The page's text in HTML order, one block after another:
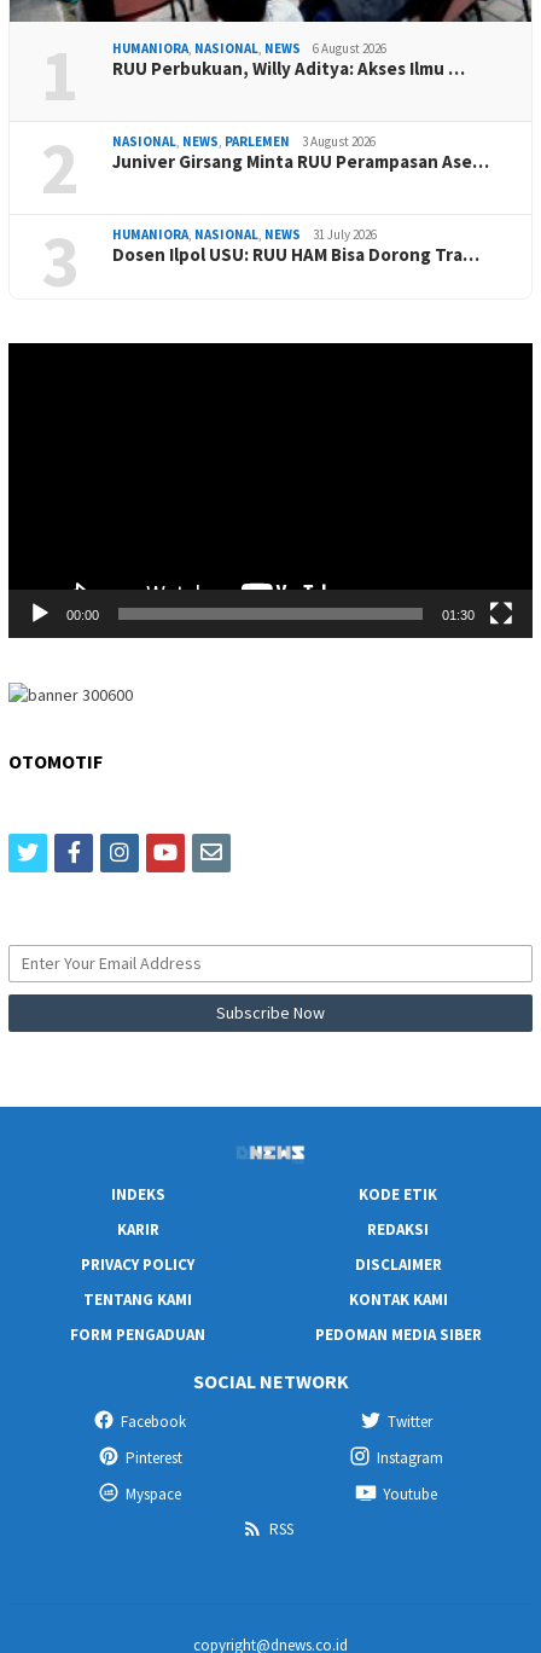
1 HUMANIORA NASIONAL NEWS 6 August 2026
RUU Perbukuan, Willy Aditya: Akses Ilmu …
2 NASIONAL NEWS PARLEMEN 3 August 2026
Juniver Girsang Minta RUU Perampasan Ase…
3 HUMANIORA NASIONAL NEWS 31 July 2026
Dosen Ilpol USU: RUU HAM Bisa Dorong Tra…
00:00 01:30
OTOMOTIF
twitterfacebookinstagram
youtubeemail
INDEKS
KODE ETIK
KARIR
REDAKSI
PRIVACY POLICY
DISCLAIMER
TENTANG KAMI
KONTAK KAMI
FORM PENGADUAN
PEDOMAN MEDIA SIBER
SOCIAL NETWORK
Facebook
Twitter
Pinterest
Instagram
Myspace
Youtube
RSS
copyright@dnews.co.id